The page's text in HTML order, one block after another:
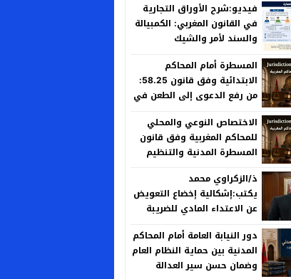
المنفعة العامة
فيديو:شرح الأوراق التجارية
في القانون المغربي: الكمبيالة
والسند لأمر والشيك
المسطرة أمام المحاكم
الابتدائية وفق قانون 58.25:
من رفع الدعوى إلى الطعن في
الاختصاص النوعي والمحلي
للمحاكم المغربية وفق قانون
المسطرة المدنية والتنظيم
ذ/الزكراوي محمد
يكتب:إشكالية إخضاع التعويض
عن الاعتداء المادي للضريبة
العدالة الجبائية وخصوصية
المسؤولية الإدارية
دور النيابة العامة أمام المحاكم
المدنية بين حماية النظام العام
وضمان حسن سير العدالة